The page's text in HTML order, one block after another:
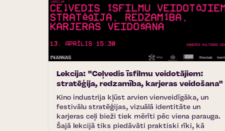
Lekcija: "Ceļvedis īsfilmu veidotājiem:
stratēģija, redzamība, karjeras veidošana"
Kino industrija kļūst arvien vienveidīgāka, un
festivālu stratēģijas, vizuālā identitāte un
karjeras ceļi bieži tiek mērīti pēc viena parauga.
Šajā lekcijā tiks piedāvāti praktiski rīki, kā